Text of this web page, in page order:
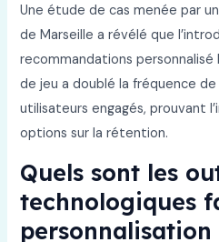
Une étude de cas menée par
de Marseille a révélé que
recommandations
de jeu a doublé la fréquence
utilisateurs engagés, prouvant
options sur la rétention.
Quels sont les
technologiques
personnalisation